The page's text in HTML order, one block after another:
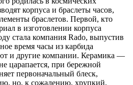
корпуса и браслеты часов,
браслетов. Первой, кто
в изготовлении корпуса
стала компания Rado, выпустив
время часы из карбида
и другие компании. Керамика —
царапается, при бережной
первоначальный блеск,
но, к сожалению, хрупкий.